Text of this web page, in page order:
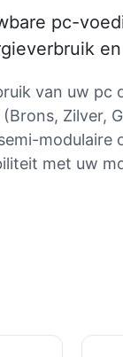
pc-
van uw
Zilver,
met uw